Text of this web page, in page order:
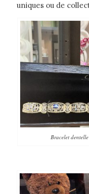
uniques ou de
Bracelet